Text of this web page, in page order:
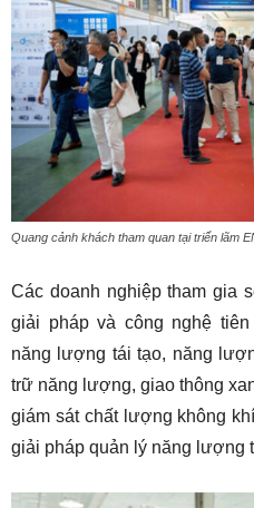
Quang cảnh khách tham quan tại triển lãm
Các doanh nghiệp tham gia
giải pháp và công nghệ
năng lượng tái tạo, năng
trữ năng lượng, giao thông
giám sát chất lượng không
giải pháp quản lý năng lượng